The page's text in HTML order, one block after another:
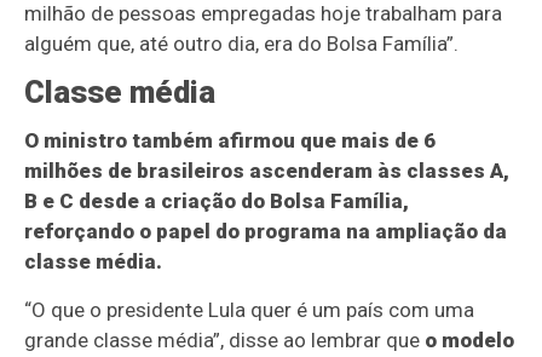
milhão de pessoas empregadas hoje trabalham para
alguém que, até outro dia, era do Bolsa Família”.
Classe média
O ministro também afirmou que mais de 6
milhões de brasileiros ascenderam às classes A,
B e C desde a criação do Bolsa Família,
reforçando o papel do programa na ampliação da
classe média.
“O que o presidente Lula quer é um país com uma
grande classe média”, disse ao lembrar que o modelo